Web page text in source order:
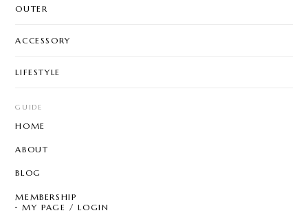
OUTER
ACCESSORY
LIFESTYLE
GUIDE
HOME
ABOUT
BLOG
MEMBERSHIP
MY PAGE / LOGIN